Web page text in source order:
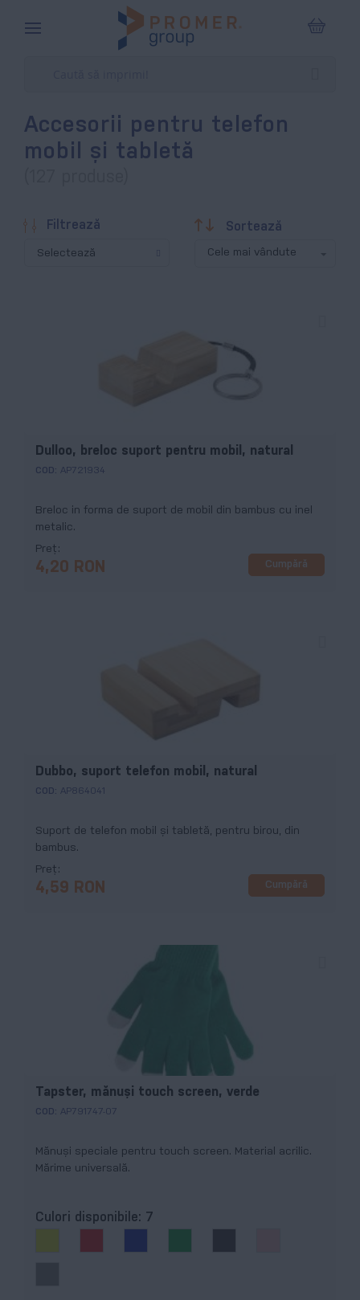
Accesorii pentru telefon
mobil și tabletă
Filtrează
Selectează
Sortează
Descendentă
Dulloo, breloc suport pentru mobil, natural
COD: AP721934
Breloc in forma de suport de mobil din bambus cu inel
metalic.
Preț
4,20 RON Cumpără
Dubbo, suport telefon mobil, natural
COD: AP864041
Suport de telefon mobil și tabletă, pentru birou, din
bambus.
Preț
4,59 RON Cumpără
Tapster, mănuşi touch screen, verde
COD: AP791747-07
Mănuşi speciale pentru touch screen. Material acrilic.
Mărime universală.
Culori disponibile: 7